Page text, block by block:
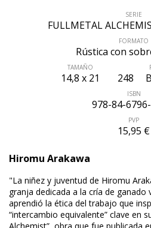
SERIE
FULLMETAL
FORMATO
Rústica con
TAMAÑO
14,8 x 21 248
ISBN
978-84-
PVP
15,95 €
Hiromu Arakawa
"La niñez y juventud de Hiromu
granja dedicada a la cría de ganado
aprendió la ética del trabajo que
“intercambio equivalente” clave en
ÚLTIMO NÚMERO